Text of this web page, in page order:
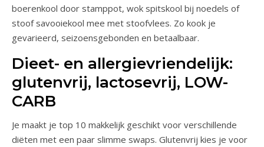
boerenkool door stamppot, wok spitskool bij noedels of
stoof savooiekool mee met stoofvlees. Zo kook je
gevarieerd, seizoensgebonden en betaalbaar.
Dieet- en allergievriendelijk:
glutenvrij, lactosevrij, LOW-
CARB
Je maakt je top 10 makkelijk geschikt voor verschillende
diëten met een paar slimme swaps. Glutenvrij kies je voor